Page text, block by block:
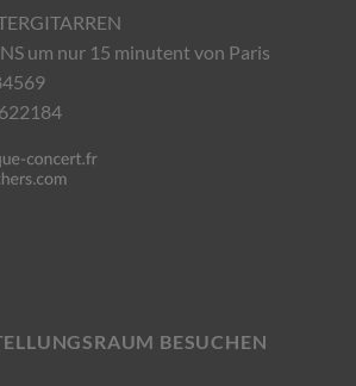
um nur 15 minutent von Paris
BESUCHEN